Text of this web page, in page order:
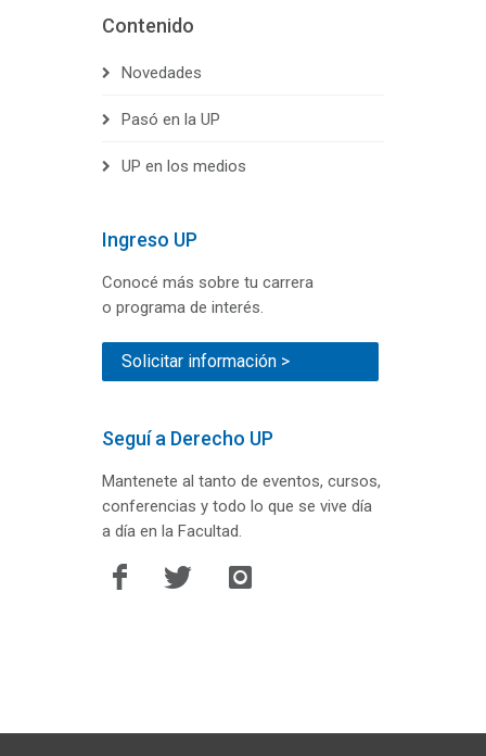
Contenido
Novedades
Pasó en la UP
UP en los medios
Ingreso UP
Conocé más sobre tu carrera
o programa de interés.
Solicitar información >
Seguí a Derecho UP
Mantenete al tanto de eventos, cursos,
conferencias y todo lo que se vive día
a día en la Facultad.